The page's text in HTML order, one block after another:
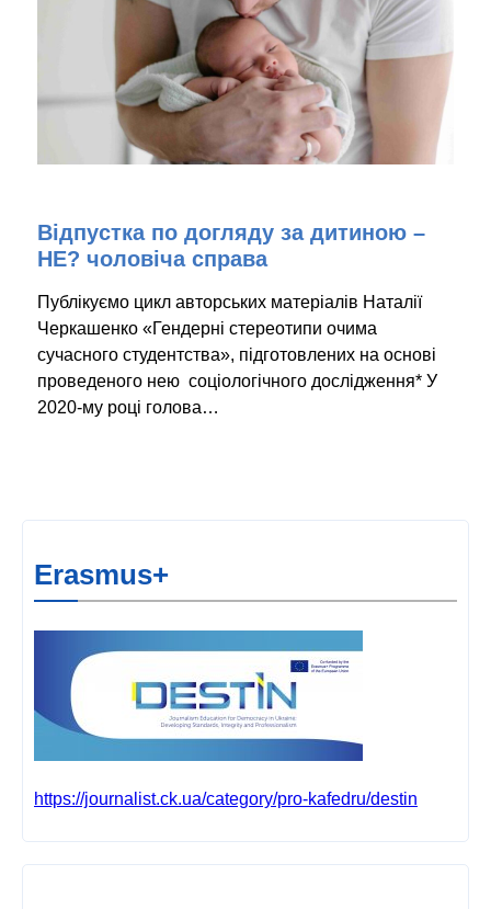
Відпустка по догляду за дитиною –
НЕ? чоловіча справа
Публікуємо цикл авторських матеріалів Наталії
Черкашенко «Гендерні стереотипи очима
сучасного студентства», підготовлених на основі
проведеного нею соціологічного дослідження* У
2020-му році голова…
Erasmus+
https://journalist.ck.ua/category/pro-kafedru/destin